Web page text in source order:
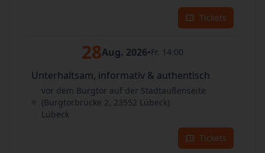
Tickets
28Aug. 2026•Fr. 14:00
Unterhaltsam, informativ & authentisch
vor dem Burgtor auf der Stadtaußenseite
(Burgtorbrücke 2, 23552 Lübeck)
Lübeck
Tickets